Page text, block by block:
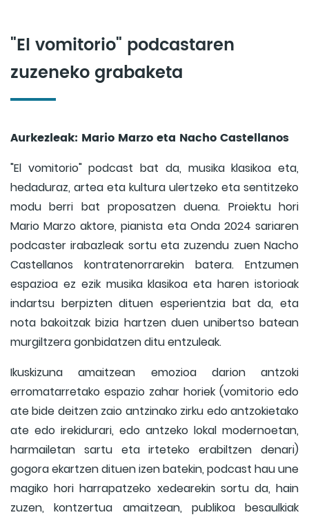
"El vomitorio" podcastaren
zuzeneko grabaketa
Aurkezleak: Mario Marzo eta Nacho Castellanos
"El vomitorio" podcast bat da, musika klasikoa eta,
hedaduraz, artea eta kultura ulertzeko eta sentitzeko
modu berri bat proposatzen duena. Proiektu hori
Mario Marzo aktore, pianista eta Onda 2024 sariaren
podcaster irabazleak sortu eta zuzendu zuen Nacho
Castellanos kontratenorrarekin batera. Entzumen
espazioa ez ezik musika klasikoa eta haren istorioak
indartsu berpizten dituen esperientzia bat da, eta
nota bakoitzak bizia hartzen duen unibertso batean
murgiltzera gonbidatzen ditu entzuleak.
Ikuskizuna amaitzean emozioa darion antzoki
erromatarretako espazio zahar horiek (vomitorio edo
ate bide deitzen zaio antzinako zirku edo antzokietako
ate edo irekidurari, edo antzeko lokal modernoetan,
harmailetan sartu eta irteteko erabiltzen denari)
gogora ekartzen dituen izen batekin, podcast hau une
magiko hori harrapatzeko xedearekin sortu da, hain
zuzen, kontzertua amaitzean, publikoa besaulkiak